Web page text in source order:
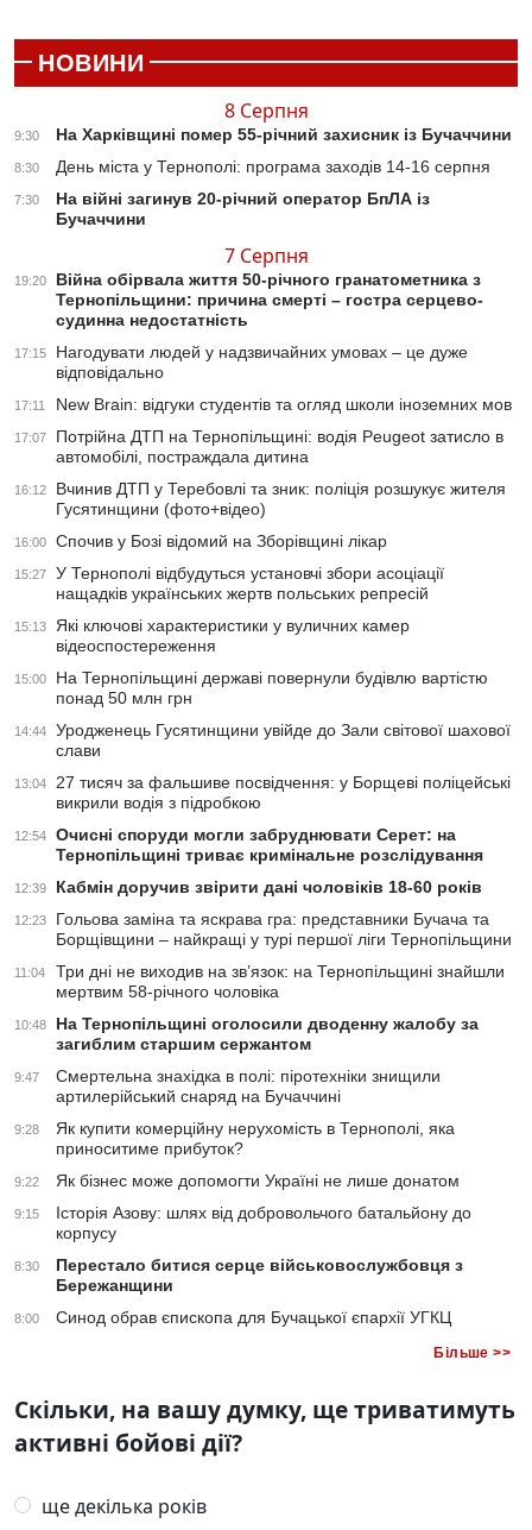
НОВИНИ
8 Серпня
9:30 На Харківщині помер 55-річний захисник із Бучаччини
8:30 День міста у Тернополі: програма заходів 14-16 серпня
7:30
На війні загинув 20-річний оператор БпЛА із
Бучаччини
7 Серпня
19:20
Війна обірвала життя 50-річного гранатометника з
Тернопільщини: причина смерті – гостра серцево-
судинна недостатність
17:15
Нагодувати людей у надзвичайних умовах – це дуже
відповідально
17:11 New Brain: відгуки студентів та огляд школи іноземних мов
17:07
Потрійна ДТП на Тернопільщині: водія Peugeot затисло в
автомобілі, постраждала дитина
16:12
Вчинив ДТП у Теребовлі та зник: поліція розшукує жителя
Гусятинщини (фото+відео)
16:00 Спочив у Бозі відомий на Зборівщині лікар
15:27
У Тернополі відбудуться установчі збори асоціації
нащадків українських жертв польських репресій
15:13
Які ключові характеристики у вуличних камер
відеоспостереження
15:00
На Тернопільщині державі повернули будівлю вартістю
понад 50 млн грн
14:44
Уродженець Гусятинщини увійде до Зали світової шахової
слави
13:04
27 тисяч за фальшиве посвідчення: у Борщеві поліцейські
викрили водія з підробкою
12:54
Очисні споруди могли забруднювати Серет: на
Тернопільщині триває кримінальне розслідування
12:39 Кабмін доручив звірити дані чоловіків 18-60 років
12:23
Гольова заміна та яскрава гра: представники Бучача та
Борщівщини – найкращі у турі першої ліги Тернопільщини
11:04
Три дні не виходив на зв’язок: на Тернопільщині знайшли
мертвим 58-річного чоловіка
10:48
На Тернопільщині оголосили дводенну жалобу за
загиблим старшим сержантом
9:47
Смертельна знахідка в полі: піротехніки знищили
артилерійський снаряд на Бучаччині
9:28
Як купити комерційну нерухомість в Тернополі, яка
приноситиме прибуток?
9:22 Як бізнес може допомогти Україні не лише донатом
9:15
Історія Азову: шлях від добровольчого батальйону до
корпусу
8:30
Перестало битися серце військовослужбовця з
Бережанщини
8:00 Синод обрав єпископа для Бучацької єпархії УГКЦ
Більше >>
Скільки, на вашу думку, ще триватимуть
активні бойові дії?
ще декілька років